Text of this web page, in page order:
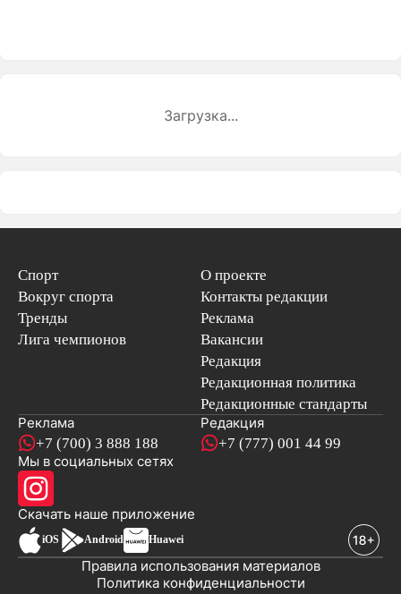
Загрузка...
Спорт
Вокруг спорта
Тренды
Лига чемпионов
О проекте
Контакты редакции
Реклама
Вакансии
Редакция
Редакционная политика
Редакционные стандарты
Реклама
+7 (700) 3 888 188
Редакция
+7 (777) 001 44 99
Мы в социальных сетях
Скачать наше приложениеновостей
iOS Android Huawei
Политика конфиденциальности
Правила использования материалов